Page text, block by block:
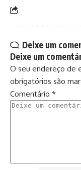
Deixe um
Deixe um
O seu endereço de
obrigatórios são
Comentário *